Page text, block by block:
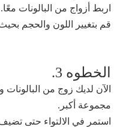
اربط أزواج من البالونات معًا.
قم بتغيير اللون والحجم
الخطوه 3.
الآن لديك زوج من
مجموعة أكبر.
استمر في الالتواء حتى